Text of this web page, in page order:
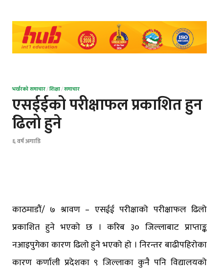
भर्खरको समाचार/शिक्षा/समाचार
एसईईको परीक्षाफल प्रकाशित हुन
ढिलो हुने
६ वर्ष अगाडि
काठमाडौं/ ७ श्रावण – एसईई परीक्षाको परीक्षाफल ढिलो
प्रकाशित हुने भएको छ । करिब ३० जिल्लाबाट प्राप्ताङ्क
नआइपुगेका कारण ढिलो हुने भएको हो । निरन्तर बाढीपहिरोका
कारण कर्णाली प्रदेशका ९ जिल्लाका कुनै पनि विद्यालयको